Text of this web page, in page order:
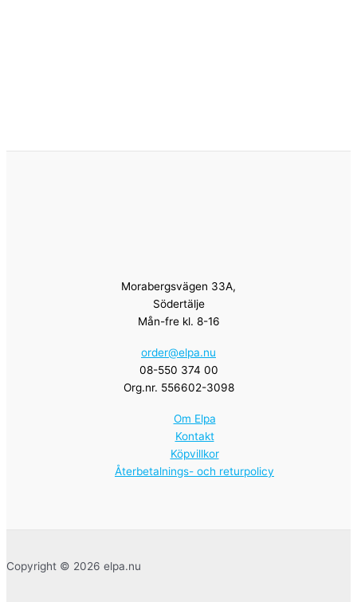
Morabergsvägen 33A,
Södertälje
Mån-fre kl. 8-16
order@elpa.nu
08-550 374 00
Org.nr. 556602-3098
Om Elpa
Kontakt
Köpvillkor
Återbetalnings- och returpolicy
Copyright © 2026 elpa.nu